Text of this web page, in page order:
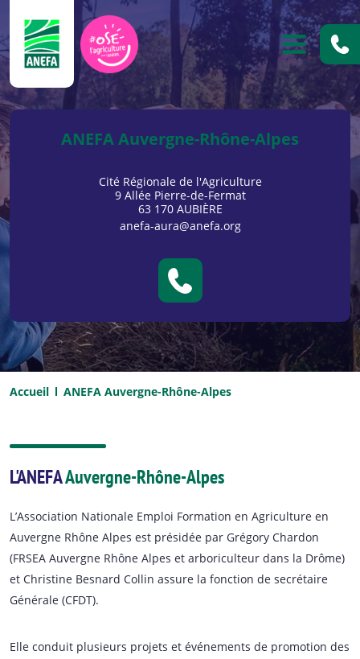
OUVRIR
ANEFA Auvergne-Rhône-Alpes
Cité Régionale de l'Agriculture
9 Allée Pierre-de-Fermat
63 170 AUBIÈRE
anefa-aura@anefa.org
Accueil ANEFA Auvergne-Rhône-Alpes
L'ANEFAAuvergne-Rhône-Alpes
L’Association Nationale Emploi Formation en Agriculture en
Auvergne Rhône Alpes est présidée par Grégory Chardon
(FRSEA Auvergne Rhône Alpes et arboriculteur dans la Drôme)
et Christine Besnard Collin assure la fonction de secrétaire
Générale (CFDT).
Elle conduit plusieurs projets et événements de promotion des